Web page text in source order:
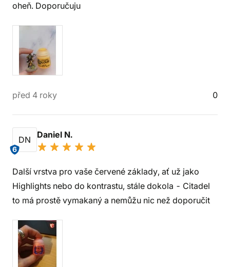
oheň. Doporučuju
před 4 roky 0
DN
6
Daniel N.
Další vrstva pro vaše červené základy, ať už jako
Highlights nebo do kontrastu, stále dokola - Citadel
to má prostě vymakaný a nemůžu nic než doporučit